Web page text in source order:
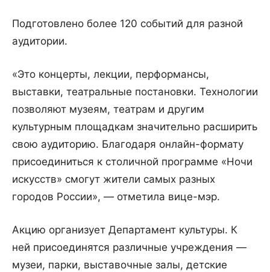
Подготовлено более 120 событий для разной
аудитории.
«Это концерты, лекции, перформансы,
выставки, театральные постановки. Технологии
позволяют музеям, театрам и другим
культурным площадкам значительно расширить
свою аудиторию. Благодаря онлайн-формату
присоединиться к столичной программе «Ночи
искусств» смогут жители самых разных
городов России», — отметила вице-мэр.
Акцию организует Департамент культуры. К
ней присоединятся различные учреждения —
музеи, парки, выставочные залы, детские